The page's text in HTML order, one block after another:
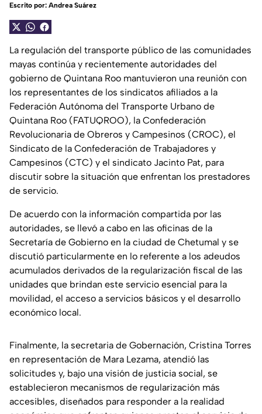
Escrito por: Andrea Suárez
La regulación del transporte público de las comunidades
mayas continúa y recientemente autoridades del
gobierno de Quintana Roo mantuvieron una reunión con
los representantes de los sindicatos afiliados a la
Federación Autónoma del Transporte Urbano de
Quintana Roo (FATUQROO), la Confederación
Revolucionaria de Obreros y Campesinos (CROC), el
Sindicato de la Confederación de Trabajadores y
Campesinos (CTC) y el sindicato Jacinto Pat, para
discutir sobre la situación que enfrentan los prestadores
de servicio.
De acuerdo con la información compartida por las
autoridades, se llevó a cabo en las oficinas de la
Secretaría de Gobierno en la ciudad de Chetumal y se
discutió particularmente en lo referente a los adeudos
acumulados derivados de la regularización fiscal de las
unidades que brindan este servicio esencial para la
movilidad, el acceso a servicios básicos y el desarrollo
económico local.
Finalmente, la secretaria de Gobernación, Cristina Torres
en representación de Mara Lezama, atendió las
solicitudes y, bajo una visión de justicia social, se
establecieron mecanismos de regularización más
accesibles, diseñados para responder a la realidad